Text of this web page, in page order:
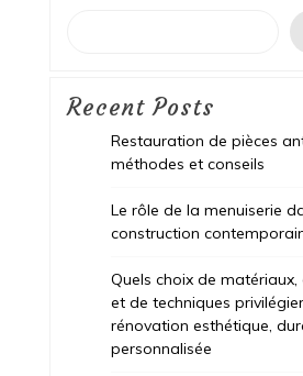
Recent Posts
Restauration de pièces
méthodes et conseils
Le rôle de la menuiserie
construction
Quels choix de matériaux,
et de techniques
rénovation esthétique,
personnalisée